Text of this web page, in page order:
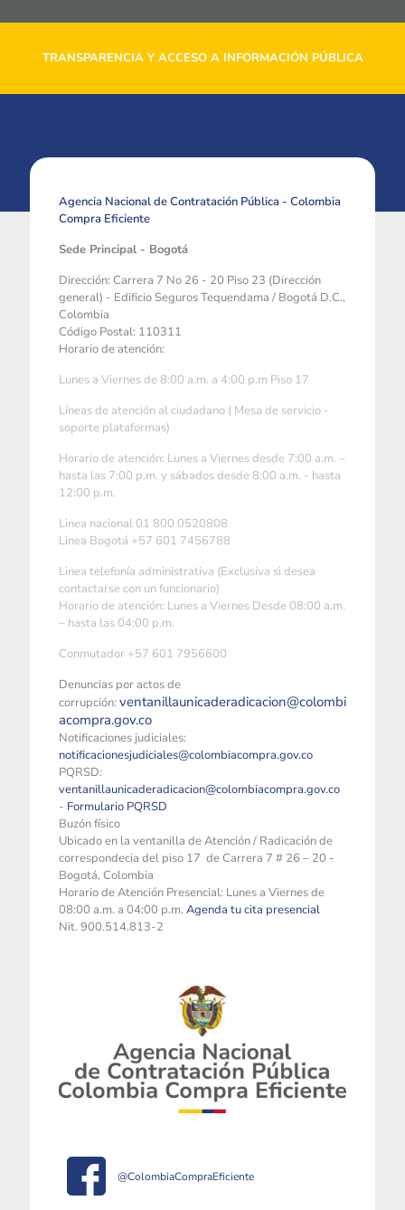
TRANSPARENCIA Y ACCESO A INFORMACIÓN PÚBLICA
Agencia Nacional de Contratación Pública - Colombia
Compra Eficiente
Sede Principal - Bogotá
Dirección: Carrera 7 No 26 - 20 Piso 23 (Dirección
general) - Edificio Seguros Tequendama / Bogotá D.C.,
Colombia
Código Postal: 110311
Horario de atención:
Lunes a Viernes de 8:00 a.m. a 4:00 p.m Piso 17
Líneas de atención al ciudadano ( Mesa de servicio -
soporte plataformas)
Horario de atención: Lunes a Viernes desde 7:00 a.m. –
hasta las 7:00 p.m. y sábados desde 8:00 a.m. - hasta
12:00 p.m.
Linea nacional 01 800 0520808
Linea Bogotá +57 601 7456788
Linea telefonía administrativa (Exclusiva si desea
contactarse con un funcionario)
Horario de atención: Lunes a Viernes Desde 08:00 a.m.
– hasta las 04:00 p.m.
Conmutador +57 601 7956600
Denuncias por actos de
corrupción: ventanillaunicaderadicacion@colombi
acompra.gov.co
Notificaciones judiciales:
notificacionesjudiciales@colombiacompra.gov.co
PQRSD:
ventanillaunicaderadicacion@colombiacompra.gov.co
- Formulario PQRSD
Buzón físico
Ubicado en la ventanilla de Atención / Radicación de
correspondecia del piso 17 de Carrera 7 # 26 – 20 -
Bogotá, Colombia
Horario de Atención Presencial: Lunes a Viernes de
08:00 a.m. a 04:00 p.m. Agenda tu cita presencial
Nit. 900.514.813-2
@ColombiaCompraEficiente